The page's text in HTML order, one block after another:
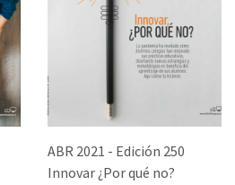
ABR 2021 - Edición 250
Innovar ¿Por qué no?